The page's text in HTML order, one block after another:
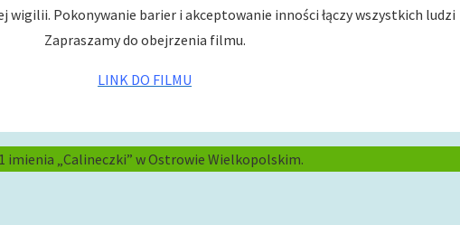
wigilii. Pokonywanie barier i akceptowanie inności łączy wszystkich ludzi
Zapraszamy do obejrzenia filmu.
LINK DO FILMU
„Calineczki” w Ostrowie Wielkopolskim.